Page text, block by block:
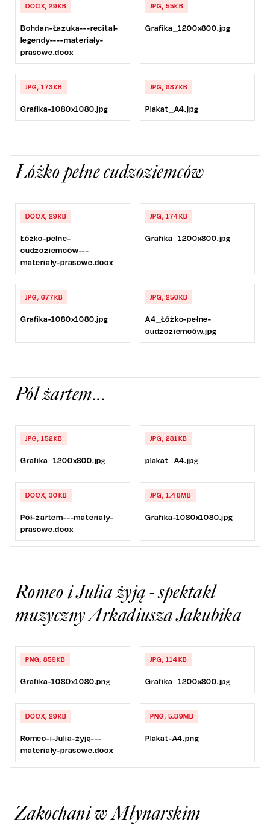
DOCX, 29KB
Bohdan-Łazuka---recital-
legendy----materiały-
prasowe.docx
JPG, 55KB
Grafika_1200x800.jpg
JPG, 173KB
Grafika-1080x1080.jpg
JPG, 687KB
Plakat_A4.jpg
Łóżko pełne cudzoziemców
DOCX, 29KB
Łóżko-pełne-
cudzoziemców---
materiały-prasowe.docx
JPG, 174KB
Grafika_1200x800.jpg
JPG, 677KB
Grafika-1080x1080.jpg
JPG, 256KB
A4_Łóżko-pełne-
cudzoziemców.jpg
Pół żartem...
JPG, 152KB
Grafika_1200x800.jpg
JPG, 281KB
plakat_A4.jpg
DOCX, 30KB
Pół-żartem---materiały-
prasowe.docx
JPG, 1.48MB
Grafika-1080x1080.jpg
Romeo i Julia żyją - spektakl
muzyczny Arkadiusza Jakubika
PNG, 859KB
Grafika-1080x1080.png
JPG, 114KB
Grafika_1200x800.jpg
DOCX, 29KB
Romeo-i-Julia-żyją---
materiały-prasowe.docx
PNG, 5.89MB
Plakat-A4.png
Zakochani w Młynarskim